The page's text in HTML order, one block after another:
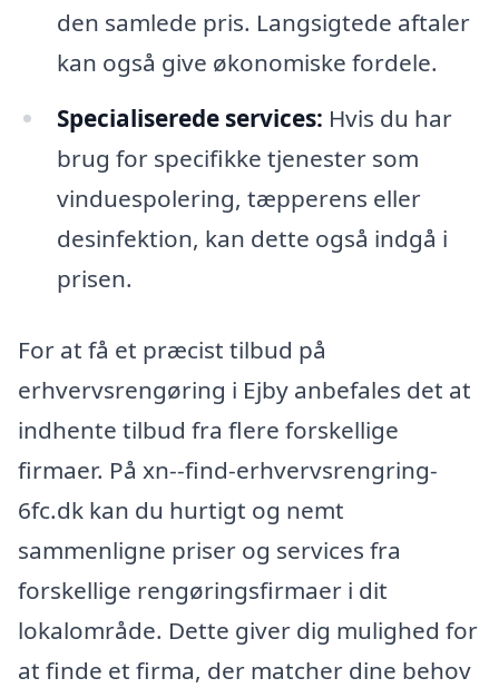
den samlede pris. Langsigtede aftaler
kan også give økonomiske fordele.
Specialiserede services: Hvis du har
brug for specifikke tjenester som
vinduespolering, tæpperens eller
desinfektion, kan dette også indgå i
prisen.
For at få et præcist tilbud på
erhvervsrengøring i Ejby anbefales det at
indhente tilbud fra flere forskellige
firmaer. På xn--find-erhvervsrengring-
6fc.dk kan du hurtigt og nemt
sammenligne priser og services fra
forskellige rengøringsfirmaer i dit
lokalområde. Dette giver dig mulighed for
at finde et firma, der matcher dine behov